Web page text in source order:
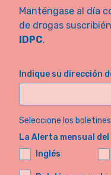
Manténgase al día
de drogas
IDPC.
Indique su dirección
Seleccione los
La Alerta mensual del
Inglés